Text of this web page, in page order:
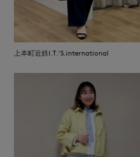
上本町近鉄I.T.'S.international